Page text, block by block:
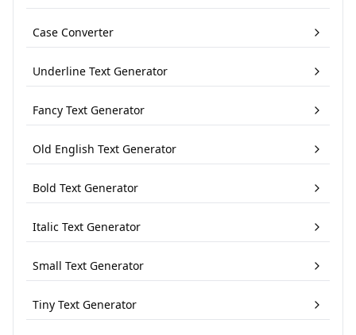
Case Converter
Underline Text Generator
Fancy Text Generator
Old English Text Generator
Bold Text Generator
Italic Text Generator
Small Text Generator
Tiny Text Generator